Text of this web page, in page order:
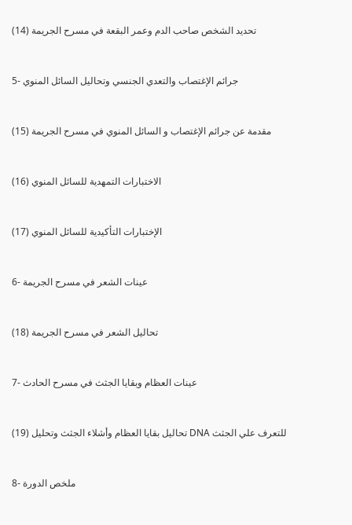
(14) تحديد الشخص صاحب الدم وعمر البقعة في مسرح الجريمة
5- جرائم الإغتصاب والتعدي الجنسي وتحاليل السائل المنوي
(15) مقدمة عن جرائم الإغتصاب و السائل المنوي في مسرح الجريمة
(16) الاختبارات التمهدية للسائل المنوي
(17) الإختبارات التأكيدية للسائل المنوي
6- عينات الشعر في مسرح الجريمة
(18) تحاليل الشعر في مسرح الجريمة
7- عينات العظام وبقايا الجثث في مسرح الحادث
(19) تحاليل بقايا العظام وأشلاء الجثث وتحليل DNA للتعرف علي الجثث
8- ملخص الدورة